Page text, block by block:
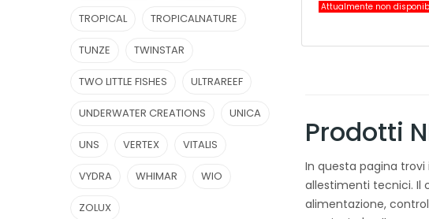
Attualmente non
Prodotti
In questa pagina trovi
allestimenti tecnici. Il
alimentazione,
TROPICAL TROPICALNATURE
TUNZE TWINSTAR
TWO LITTLE FISHES ULTRAREEF
UNDERWATER CREATIONS UNICA
UNS VERTEX VITALIS
VYDRA WHIMAR WIO
ZOLUX